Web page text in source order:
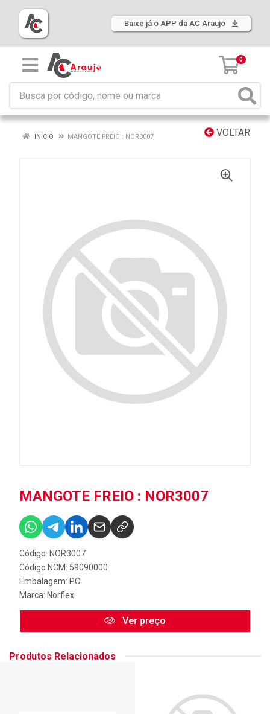
Baixe já o APP da AC Araujo
0
VOLTAR
INÍCIO MANGOTE FREIO : NOR3007
MANGOTE FREIO : NOR3007
Código: NOR3007
Código NCM: 59090000
Embalagem: PC
Marca: Norflex
Ver preço
Produtos Relacionados